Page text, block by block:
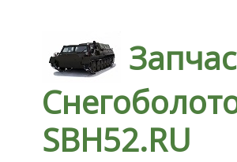
SBH52.RU